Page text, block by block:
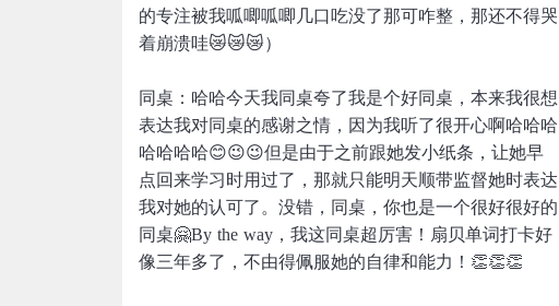
的专注被我呱唧呱唧几口吃没了那可咋整，那还不得哭
着崩溃哇😿😿😿）
同桌：哈哈今天我同桌夸了我是个好同桌，本来我很想
表达我对同桌的感谢之情，因为我听了很开心啊哈哈哈
哈哈哈哈😊😉😉但是由于之前跟她发小纸条，让她早
点回来学习时用过了，那就只能明天顺带监督她时表达
我对她的认可了。没错，同桌，你也是一个很好很好的
同桌🤗By the way，我这同桌超厉害！扇贝单词打卡好
像三年多了，不由得佩服她的自律和能力！👏👏👏